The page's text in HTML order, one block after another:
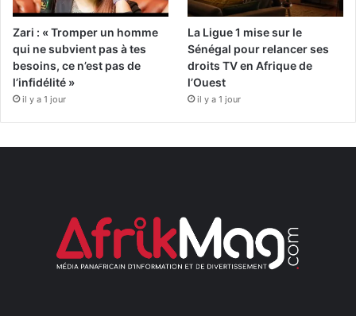
Zari : « Tromper un homme
qui ne subvient pas à tes
besoins, ce n’est pas de
l’infidélité »
il y a 1 jour
La Ligue 1 mise sur le
Sénégal pour relancer ses
droits TV en Afrique de
l’Ouest
il y a 1 jour